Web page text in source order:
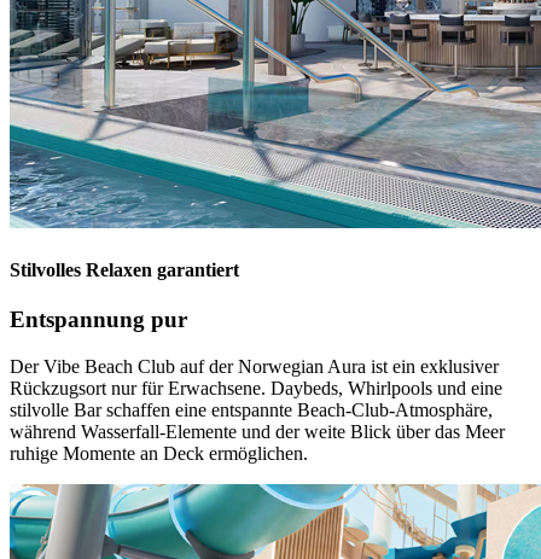
Stilvolles Relaxen garantiert
Entspannung pur
Der Vibe Beach Club auf der Norwegian Aura ist ein exklusiver
Rückzugsort nur für Erwachsene. Daybeds, Whirlpools und eine
stilvolle Bar schaffen eine entspannte Beach-Club-Atmosphäre,
während Wasserfall-Elemente und der weite Blick über das Meer
ruhige Momente an Deck ermöglichen.